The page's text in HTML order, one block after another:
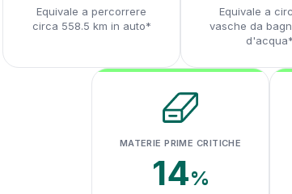
Equivale a percorrere
circa 558.5 km in auto*
Equivale a
vasche da
d'acqua*
MATERIE PRIME CRITICHE
14%